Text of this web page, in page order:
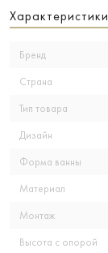
Характеристики
Бренд
Страна
Тип товара
Дизайн
Форма ванны
Материал
Монтаж
Высота с опорой